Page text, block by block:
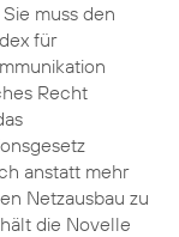
muss den
für
Recht
anstatt mehr
Netzausbau zu
die Novelle